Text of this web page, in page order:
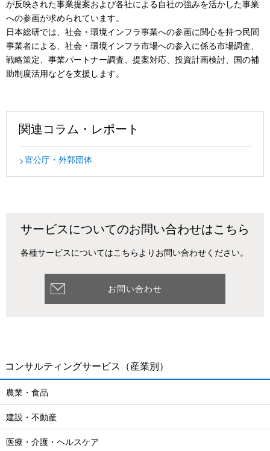
が反映された事業提案および各社による自社の強みを活かした事業
への参画が求められています。
日本総研では、社会・環境インフラ事業への参画に関心を持つ民間
事業者による、社会・環境インフラ市場への参入に係る市場調査、
戦略策定、事業パートナー調査、提案対応、投資計画検討、国の補
助制度活用などを支援します。
関連コラム・レポート
官公庁・外郭団体
サービスについてのお問い合わせはこちら
各種サービスについてはこちらよりお問い合わせください。
お問い合わせ
コンサルティングサービス （産業別）
農業・食品
建設・不動産
医療・介護・ヘルスケア